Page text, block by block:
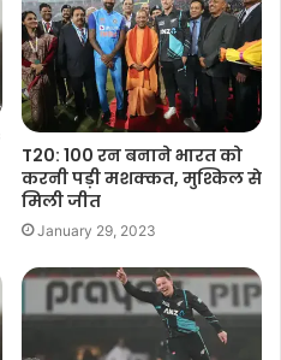
T20: 100 रन बनाने भारत को
करनी पड़ी मशक्कत, मुश्किल से
मिली जीत
January 29, 2023